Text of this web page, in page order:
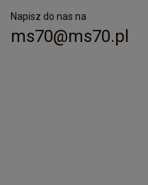
Napisz do nas na
ms70@ms70.pl